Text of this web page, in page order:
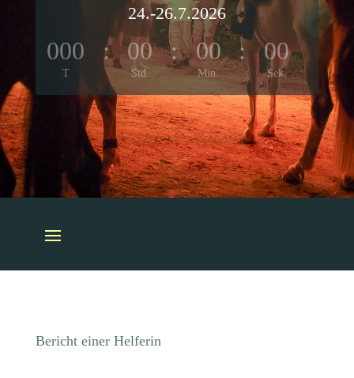
24.-26.7.2026
000
T
: 00
Std.
: 00
Min.
: 00
Sek.
Bericht einer Helferin